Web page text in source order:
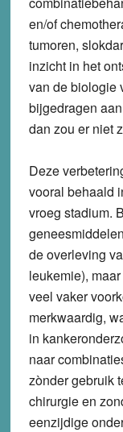
en/of
tumoren,
inzicht in het
van de biologie
bijgedragen
dan zou er niet
Deze
vooral behaald
vroeg stadium.
de overleving
leukemie),
veel vaker
merkwaardig,
in
naar
zònder gebruik
chirurgie en
eenzijdige